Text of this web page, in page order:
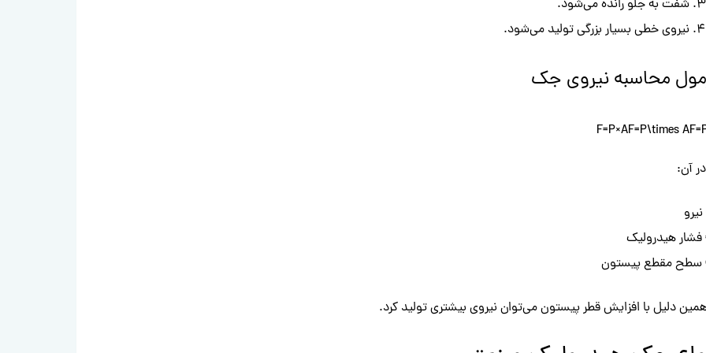
شفت به جلو رانده می‌شود.
نیروی خطی بسیار بزرگی تولید می‌شود.
محاسبه نیروی جک
F=P×AF=P\times AF=
آن:
دلیل با افزایش قطر پیستون می‌توان نیروی بیشتری تولید کرد.